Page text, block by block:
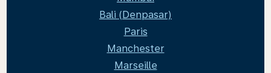
Bali (Denpasar)
Paris
Manchester
Marseille